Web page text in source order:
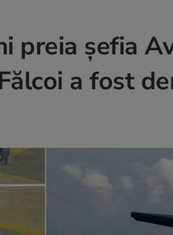
preia șefia
a fost